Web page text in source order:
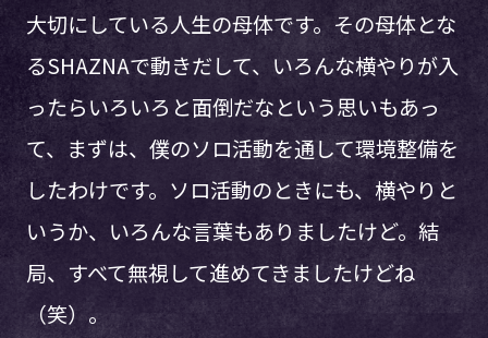
大切にしている人生の母体です。その母体とな
るSHAZNAで動きだして、いろんな横やりが入
ったらいろいろと面倒だなという思いもあっ
て、まずは、僕のソロ活動を通して環境整備を
したわけです。ソロ活動のときにも、横やりと
いうか、いろんな言葉もありましたけど。結
局、すべて無視して進めてきましたけどね
（笑）。